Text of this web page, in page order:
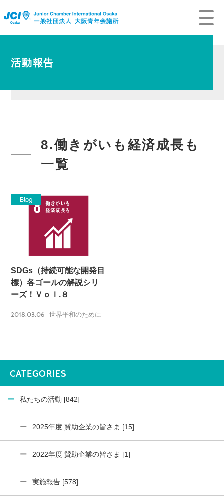
活動報告
8.働きがいも経済成長も
一覧
Blog
SDGs（持続可能な開発目
標）各ゴールの解説シリ
ーズ！Ｖｏｌ.８
2018.03.06 世界平和のために
CATEGORIES
私たちの活動 [842]
2025年度 賛助企業の皆さま [15]
2022年度 賛助企業の皆さま [1]
実施報告 [578]